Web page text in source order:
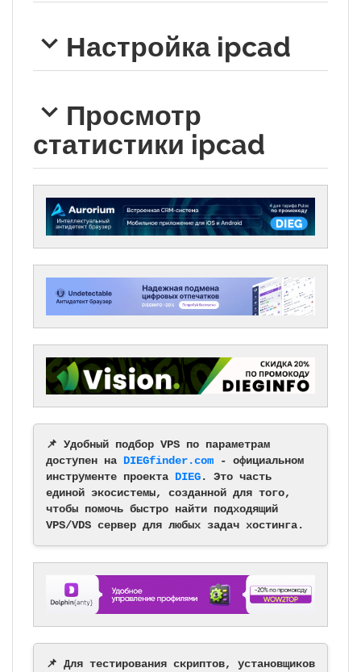
Настройка ipcad
Просмотр
статистики ipcad
📌 Удобный подбор VPS по параметрам
доступен на DIEGfinder.com - официальном
инструменте проекта DIEG. Это часть
единой экосистемы, созданной для того,
чтобы помочь быстро найти подходящий
VPS/VDS сервер для любых задач хостинга.
📌 Для тестирования скриптов, установщиков